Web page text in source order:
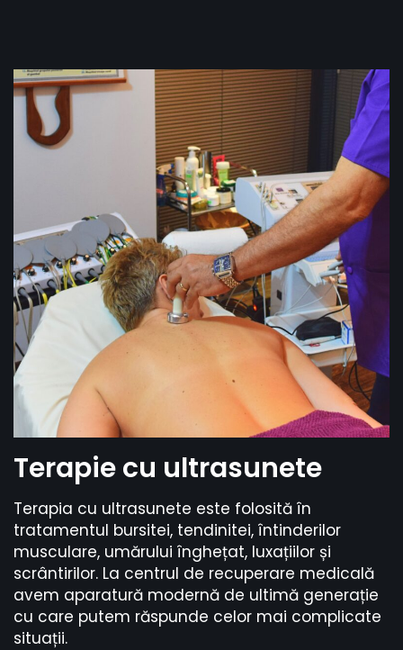
Terapie cu ultrasunete
Terapia cu ultrasunete este folosită în
tratamentul bursitei, tendinitei, întinderilor
musculare, umărului înghețat, luxațiilor și
scrântirilor. La centrul de recuperare medicală
avem aparatură modernă de ultimă generație
cu care putem răspunde celor mai complicate
situații.